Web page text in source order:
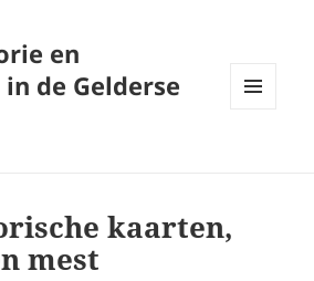
en
de Gelderse
kaarten,
mest